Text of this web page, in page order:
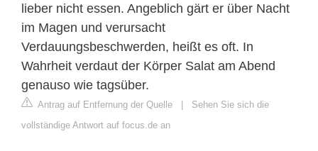
lieber nicht essen. Angeblich gärt er über Nacht
im Magen und verursacht
Verdauungsbeschwerden, heißt es oft. In
Wahrheit verdaut der Körper Salat am Abend
genauso wie tagsüber.
Antrag auf Entfernung der Quelle | Sehen Sie sich die
vollständige Antwort auf focus.de an